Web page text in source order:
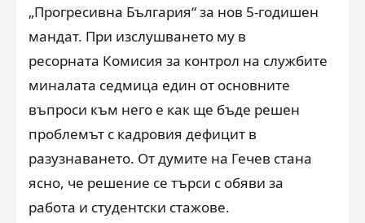
„Прогресивна България“ за нов 5-годишен
мандат. При изслушването му в
ресорната Комисия за контрол на службите
миналата седмица един от основните
въпроси към него е как ще бъде решен
проблемът с кадровия дефицит в
разузнаването. От думите на Гечев стана
ясно, че решение се търси с обяви за
работа и студентски стажове.